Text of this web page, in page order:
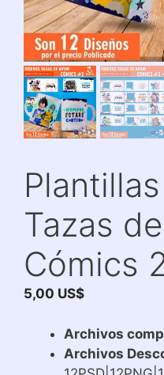
Tazas
Cómics
5,00 US$
Archivos
Archivos